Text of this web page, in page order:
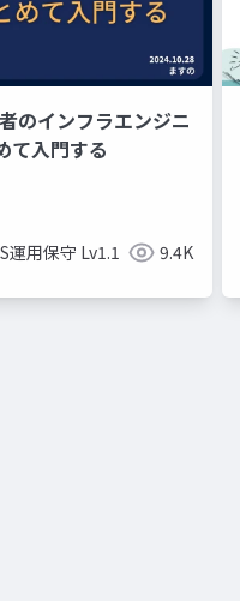
のインフラエンジニ
て入門する
運用保守 Lv1.1 9.4K